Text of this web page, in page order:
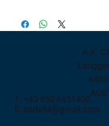
A.K.
T: +43 650 6451400
E: andx84@gmail.com